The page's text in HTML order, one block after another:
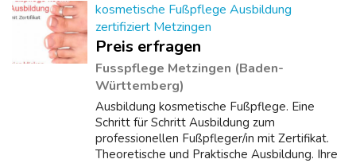
kosmetische Fußpflege Ausbildung
zertifiziert Metzingen
Preis erfragen
Fusspflege Metzingen (Baden-
Württemberg)
Ausbildung kosmetische Fußpflege. Eine
Schritt für Schritt Ausbildung zum
professionellen Fußpfleger/in mit Zertifikat.
Theoretische und Praktische Ausbildung. Ihre